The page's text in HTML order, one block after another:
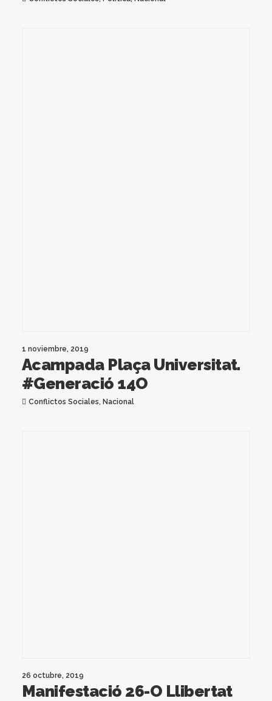
1 noviembre, 2019
Acampada Plaça Universitat.
#Generació 14O
Conflictos Sociales, Nacional
26 octubre, 2019
Manifestació 26-O Llibertat